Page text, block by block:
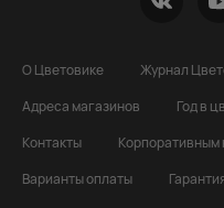
О Цветовике Журнал
Адреса магазинов
Год в
Контакты
Корпоративным
Варианты оплаты